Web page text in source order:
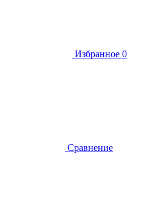
Избранное 0
Сравнение